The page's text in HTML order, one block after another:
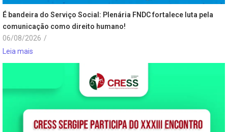
É bandeira do Serviço Social: Plenária FNDC fortalece luta pela
comunicação como direito humano!
06/08/2026 /
Leia mais